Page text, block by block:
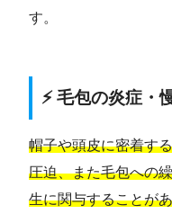
す。
⚡ 毛包の炎症・
帽子や頭皮に密着す
圧迫、また毛包への
生に関与することが